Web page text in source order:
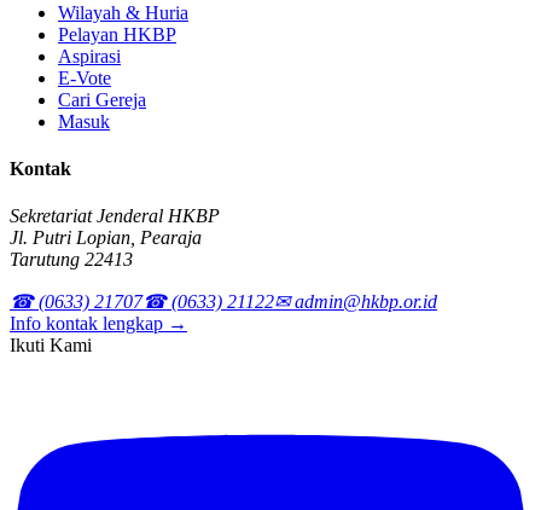
Wilayah & Huria
Pelayan HKBP
Aspirasi
E-Vote
Cari Gereja
Masuk
Kontak
Sekretariat Jenderal HKBP
Jl. Putri Lopian, Pearaja
Tarutung 22413
☎ (0633) 21707☎ (0633) 21122✉ admin@hkbp.or.id
Info kontak lengkap →
Ikuti Kami